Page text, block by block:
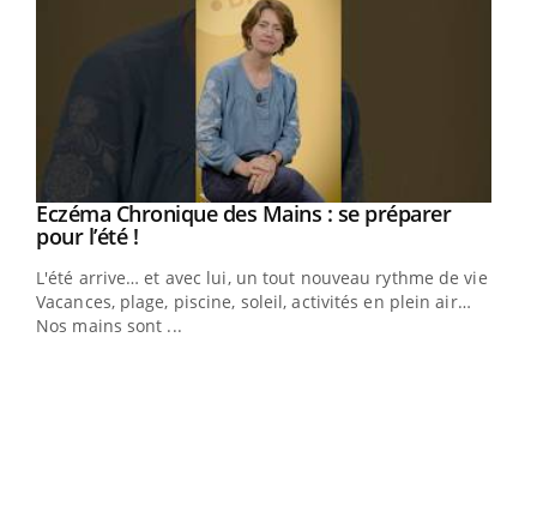
Youtube
Eczéma Chronique des Mains : se préparer
pour l’été !Youtube
L'été arrive… et avec lui, un tout nouveau rythme de vie !
Vacances, plage, piscine, soleil, activités en plein air…
Nos mains sont ...